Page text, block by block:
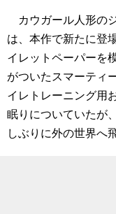
カウガール人形の
は、本作で新たに登
イレットペーパーを
がついたスマーティ
イレトレーニング用
眠りについていたが
しぶりに外の世界へ